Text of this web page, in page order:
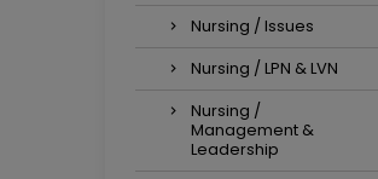
Nursing / Issues
Nursing / LPN & LVN
Nursing /
Management &
Leadership